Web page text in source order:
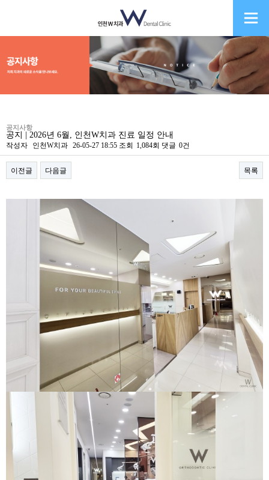
공지사항
공지 | 2026년 6월, 인천W치과 진료 일정 안내
작성자 인천W치과 26-05-27 18:55 조회 1,084회 댓글 0건
이전글 다음글 목록